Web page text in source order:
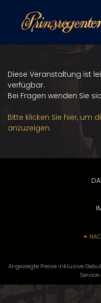
Diese Veranstaltung ist
verfügbar.
Bei Fragen wenden Sie
Bitte klicken Sie hier, um
anzuzeigen.
Angezeigte Preise inklusive